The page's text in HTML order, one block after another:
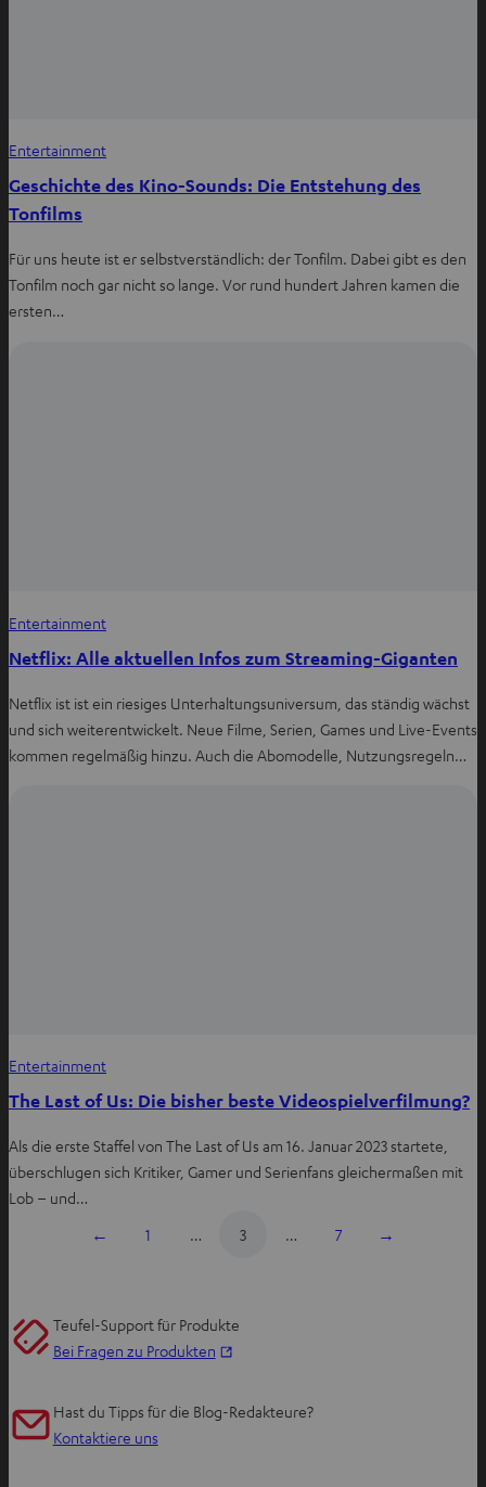
Entertainment
Geschichte des Kino-Sounds: Die Entstehung des
Tonfilms
Für uns heute ist er selbstverständlich: der Tonfilm. Dabei gibt es den
Tonfilm noch gar nicht so lange. Vor rund hundert Jahren kamen die
ersten…
Entertainment
Netflix: Alle aktuellen Infos zum Streaming-Giganten
Netflix ist ist ein riesiges Unterhaltungsuniversum, das ständig wächst
und sich weiterentwickelt. Neue Filme, Serien, Games und Live-Events
kommen regelmäßig hinzu. Auch die Abomodelle, Nutzungsregeln…
Entertainment
The Last of Us: Die bisher beste Videospielverfilmung?
Als die erste Staffel von The Last of Us am 16. Januar 2023 startete,
überschlugen sich Kritiker, Gamer und Serienfans gleichermaßen mit
Lob – und…
←
1 … 3 … 7 →
Teufel-Support für Produkte
Bei Fragen zu Produkten
Hast du Tipps für die Blog-Redakteure?
Kontaktiere uns